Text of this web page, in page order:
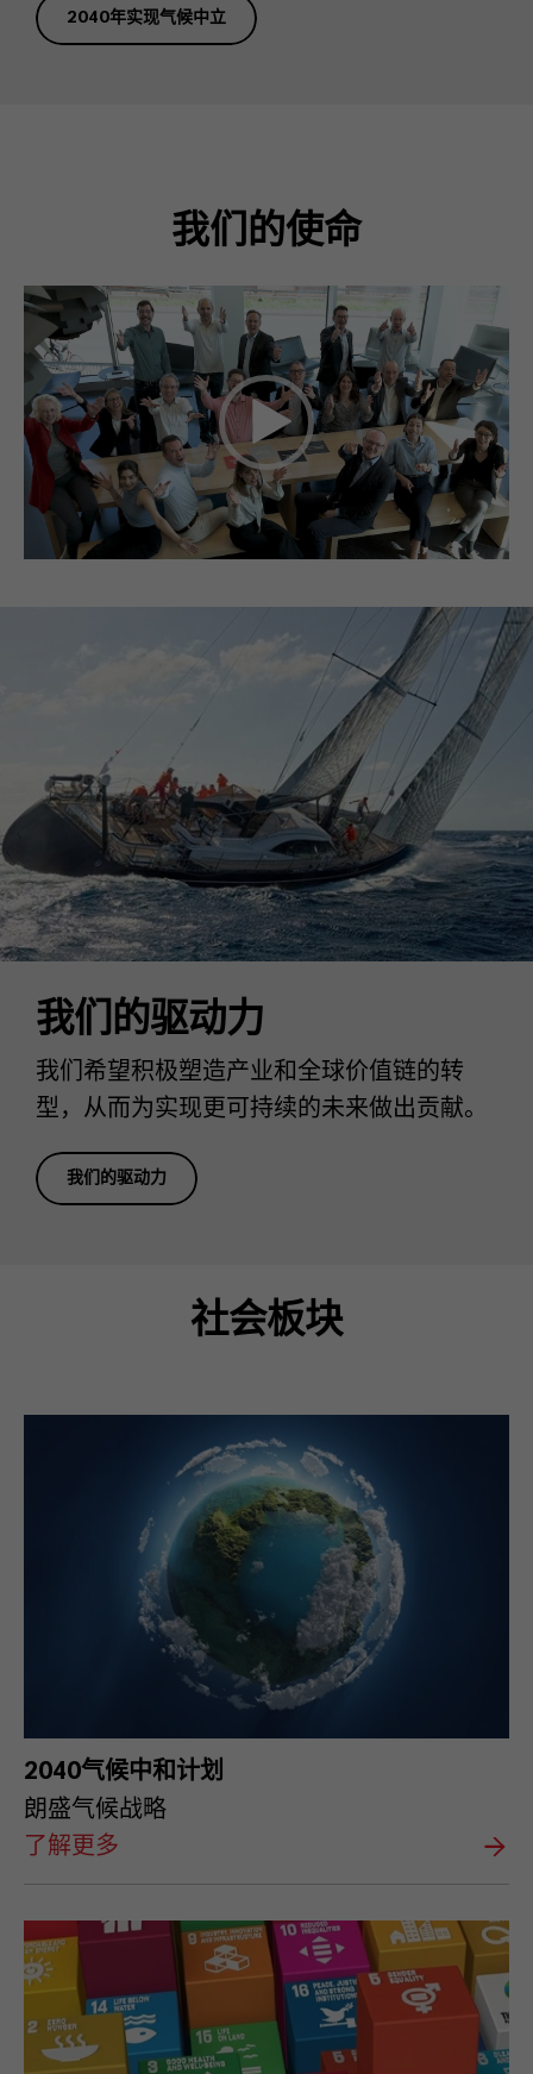
2040年实现气候中立
我们的使命
我们的驱动力
我们希望积极塑造产业和全球价值链的转
型，从而为实现更可持续的未来做出贡献。
我们的驱动力
社会板块
2040气候中和计划
朗盛气候战略
了解更多